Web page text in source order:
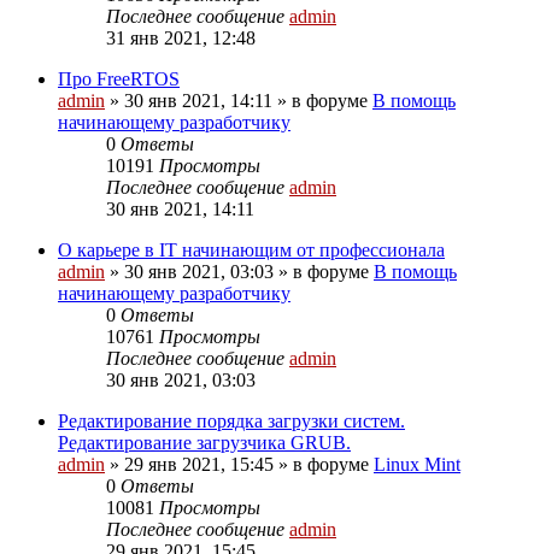
Последнее сообщение admin
31 янв 2021, 12:48
Про FreeRTOS
admin » 30 янв 2021, 14:11 » в форуме В помощь
начинающему разработчику
0 Ответы
10191 Просмотры
Последнее сообщение admin
30 янв 2021, 14:11
О карьере в IT начинающим от профессионала
admin » 30 янв 2021, 03:03 » в форуме В помощь
начинающему разработчику
0 Ответы
10761 Просмотры
Последнее сообщение admin
30 янв 2021, 03:03
Редактирование порядка загрузки систем.
Редактирование загрузчика GRUB.
admin » 29 янв 2021, 15:45 » в форуме Linux Mint
0 Ответы
10081 Просмотры
Последнее сообщение admin